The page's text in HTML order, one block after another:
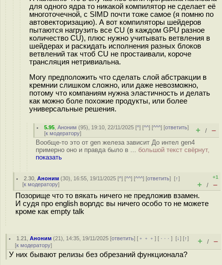
для одного ядра то никакой компилятор не сделает её
многоточечной, с SIMD почти тоже самое (я помню по
автовекторизацию). А вот компиляторы шейдеров
пытаются нагрузить все CU (в каждом GPU разное
количество CU), плюс нужно учитывать ветвления в
шейдерах и раскидать исполнения разных блоков
ветвлений так чтоб CU не простаивали, короче
трансляция нетривиальна.
Могу предположить что сделать слой абстракции в
кремнии слишком сложно, или даже невозможно,
потому что компаниям нужна эластичность и делать
как можно боле похожие продукты, или более
универсальные решения.
5.95 ,Аноним (95), 19:10, 22/11/2025 [^] [^^] [^^^] [ответить]
[к модератору] + / –
Вообще-то это от gen железа зависит До интел gen4
примерно оно и правда было в ... большой текст свёрнут,
показать
2.30 ,Аноним (30), 16:55, 19/11/2025 [^] [^^] [^^^] [ответить][↑]
[к модератору]
+1
+ / –
Позорище что то вякать ничего не предложив взамен.
И судя про english ворлдс вы ничего особо то не можете
кроме как empty talk
1.21 ,Аноним (21), 14:35, 19/11/2025 [ответить] [ ﹢﹢﹢] [ · · ·][↓] [↑]
[к модератору] + / –
У них бывают релизы без обрезаний функционала?